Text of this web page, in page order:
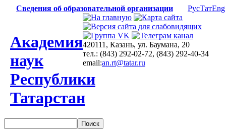
Сведения об образовательной организации РусТатEng
Академия
наук
Республики
Татарстан
420111, Казань, ул. Баумана, 20
тел.: (843) 292-02-72, (843) 292-40-34
email:an.rt@tatar.ru